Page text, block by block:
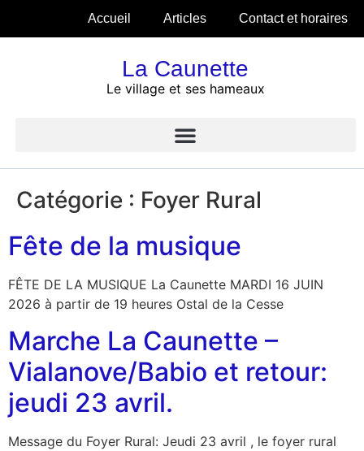
Accueil Articles Contact et horaires
La Caunette
Le village et ses hameaux
Catégorie : Foyer Rural
Fête de la musique
FÊTE DE LA MUSIQUE La Caunette MARDI 16 JUIN
2026 à partir de 19 heures Ostal de la Cesse
Marche La Caunette –
Vialanove/Babio et retour:
jeudi 23 avril.
Message du Foyer Rural: Jeudi 23 avril , le foyer rural